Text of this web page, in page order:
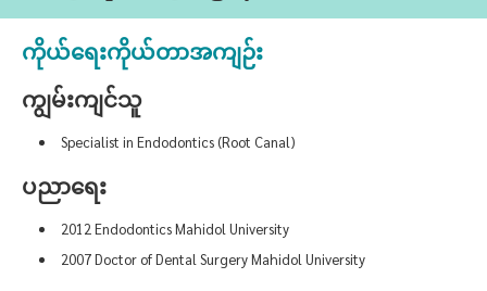
ကိုယ်ရေးကိုယ်တာအကျဉ်း
ကျွမ်းကျင်သူ
Specialist in Endodontics (Root Canal)
ပညာရေး
2012 Endodontics Mahidol University
2007 Doctor of Dental Surgery Mahidol University